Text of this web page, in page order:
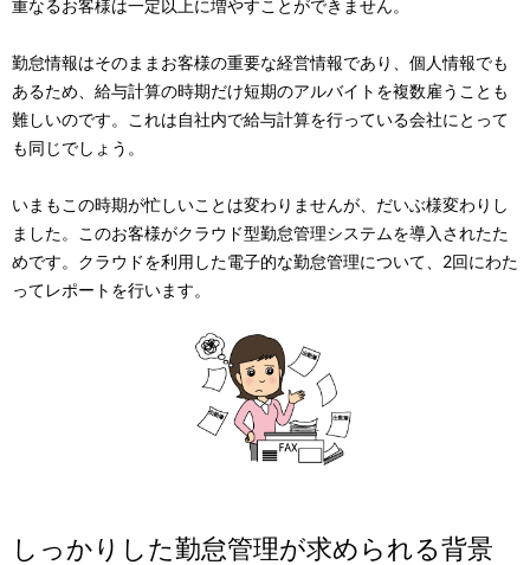
重なるお客様は一定以上に増やすことができません。
勤怠情報はそのままお客様の重要な経営情報であり、個人情報でも
あるため、給与計算の時期だけ短期のアルバイトを複数雇うことも
難しいのです。これは自社内で給与計算を行っている会社にとって
も同じでしょう。
いまもこの時期が忙しいことは変わりませんが、だいぶ様変わりし
ました。このお客様がクラウド型勤怠管理システムを導入されたた
めです。クラウドを利用した電子的な勤怠管理について、2回にわた
ってレポートを行います。
しっかりした勤怠管理が求められる背景